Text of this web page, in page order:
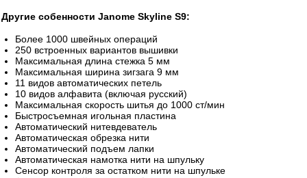
Другие собенности Janome Skyline S9:
Более 1000 швейных операций
250 встроенных вариантов вышивки
Максимальная длина стежка 5 мм
Максимальная ширина зигзага 9 мм
11 видов автоматических петель
10 видов алфавита (включая русский)
Максимальная скорость шитья до 1000 ст/мин
Быстросъемная игольная пластина
Автоматический нитевдеватель
Автоматическая обрезка нити
Автоматический подъем лапки
Автоматическая намотка нити на шпульку
Сенсор контроля за остатком нити на шпульке